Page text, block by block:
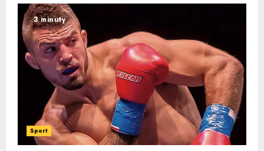
3 minuty
Sport